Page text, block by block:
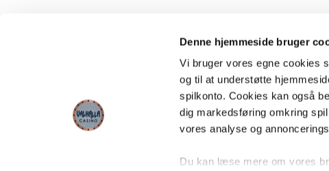
Denne hjemmeside bruger
Vi bruger vores egne cookies
og til at understøtte
spilkonto. Cookies kan også
dig markedsføring omkring
vores analyse og
Du kan læse mere om vores